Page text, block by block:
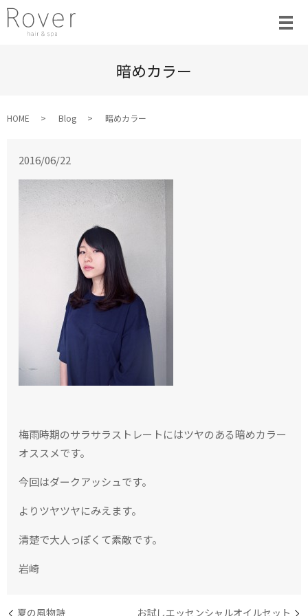
暗めカラー
HOME Blog 暗めカラー
2016/06/22
梅雨時期のサラサラストレートにはツヤのある暗めカラー
オススメです。
今回はダークアッシュです。
よりツヤツヤにみえます。
清楚で大人っぽくて素敵です。
岩崎
夏の風物詩 お試しエッセンシャルオイルセット